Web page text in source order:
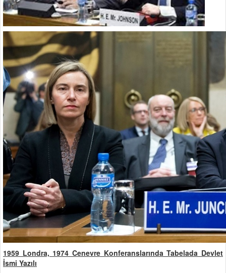
1959 Londra, 1974 Cenevre Konferanslarında Tabelada Devlet
İsmi Yazılı